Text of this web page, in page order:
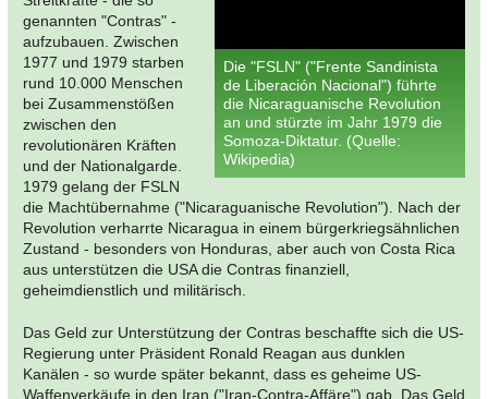
Die "FSLN" ("Frente Sandinista
de Liberación Nacional") führte
die Nicaraguanische Revolution
an und stürzte im Jahr 1979 die
Somoza-Diktatur. (Quelle:
Wikipedia)
genannten "Contras" -
aufzubauen. Zwischen
1977 und 1979 starben
rund 10.000 Menschen
bei Zusammenstößen
zwischen den
revolutionären Kräften
und der Nationalgarde.
1979 gelang der FSLN
die Machtübernahme ("Nicaraguanische Revolution"). Nach der
Revolution verharrte Nicaragua in einem bürgerkriegsähnlichen
Zustand - besonders von Honduras, aber auch von Costa Rica
aus unterstützen die USA die Contras finanziell,
geheimdienstlich und militärisch.
Das Geld zur Unterstützung der Contras beschaffte sich die US-
Regierung unter Präsident Ronald Reagan aus dunklen
Kanälen - so wurde später bekannt, dass es geheime US-
Waffenverkäufe in den Iran ("Iran-Contra-Affäre") gab. Das Geld